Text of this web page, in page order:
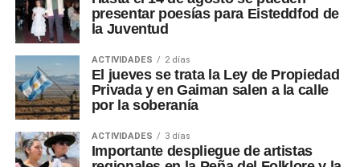
presentar poesías para Eisteddfod de
la Juventud
ACTIVIDADES 2 días
El jueves se trata la Ley de Propiedad
Privada y en Gaiman salen a la calle
por la soberanía
ACTIVIDADES 3 días
Importante despliegue de artistas